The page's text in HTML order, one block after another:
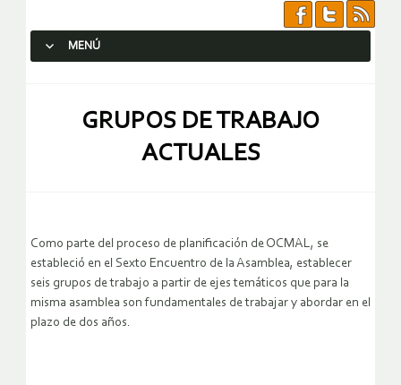
MENÚ
GRUPOS DE TRABAJO
ACTUALES
Como parte del proceso de planificación de OCMAL, se
estableció en el Sexto Encuentro de la Asamblea, establecer
seis grupos de trabajo a partir de ejes temáticos que para la
misma asamblea son fundamentales de trabajar y abordar en el
plazo de dos años.